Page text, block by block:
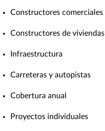
Constructores comerciales
Constructores de viviendas
Infraestructura
Carreteras y autopistas
Cobertura anual
Proyectos individuales